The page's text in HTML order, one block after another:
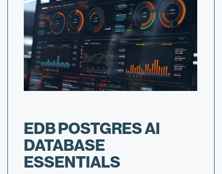
EDB POSTGRES AI
DATABASE
ESSENTIALS